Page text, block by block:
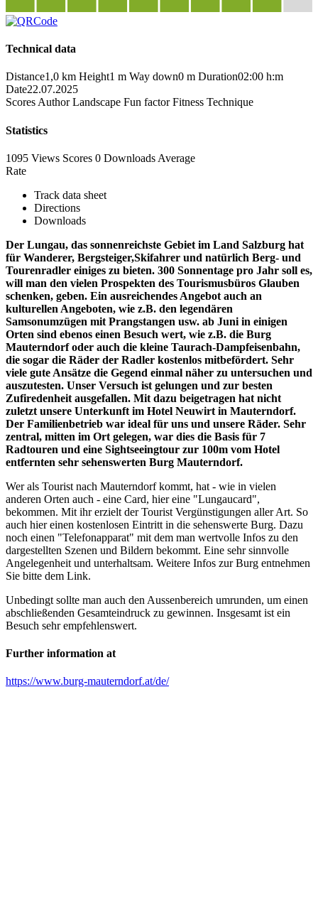
Technical data
Distance1,0 km Height1 m Way down0 m Duration02:00 h:m
Date22.07.2025
Scores Author Landscape Fun factor Fitness Technique
Statistics
1095 Views Scores 0 Downloads Average
Rate
Track data sheet
Directions
Downloads
Der Lungau, das sonnenreichste Gebiet im Land Salzburg hat
für Wanderer, Bergsteiger,Skifahrer und natürlich Berg- und
Tourenradler einiges zu bieten. 300 Sonnentage pro Jahr soll es,
will man den vielen Prospekten des Tourismusbüros Glauben
schenken, geben. Ein ausreichendes Angebot auch an
kulturellen Angeboten, wie z.B. den legendären
Samsonumzügen mit Prangstangen usw. ab Juni in einigen
Orten sind ebenos einen Besuch wert, wie z.B. die Burg
Mauterndorf oder auch die kleine Taurach-Dampfeisenbahn,
die sogar die Räder der Radler kostenlos mitbefördert. Sehr
viele gute Ansätze die Gegend einmal näher zu untersuchen und
auszutesten. Unser Versuch ist gelungen und zur besten
Zufiredenheit ausgefallen. Mit dazu beigetragen hat nicht
zuletzt unsere Unterkunft im Hotel Neuwirt in Mauterndorf.
Der Familienbetrieb war ideal für uns und unsere Räder. Sehr
zentral, mitten im Ort gelegen, war dies die Basis für 7
Radtouren und eine Sightseeingtour zur 100m vom Hotel
entfernten sehr sehenswerten Burg Mauterndorf.
Wer als Tourist nach Mauterndorf kommt, hat - wie in vielen
anderen Orten auch - eine Card, hier eine "Lungaucard",
bekommen. Mit ihr erzielt der Tourist Vergünstigungen aller Art. So
auch hier einen kostenlosen Eintritt in die sehenswerte Burg. Dazu
noch einen "Telefonapparat" mit dem man wertvolle Infos zu den
dargestellten Szenen und Bildern bekommt. Eine sehr sinnvolle
Angelegenheit und unterhaltsam. Weitere Infos zur Burg entnehmen
Sie bitte dem Link.
Unbedingt sollte man auch den Aussenbereich umrunden, um einen
abschließenden Gesamteindruck zu gewinnen. Insgesamt ist ein
Besuch sehr empfehlenswert.
Further information at
https://www.burg-mauterndorf.at/de/